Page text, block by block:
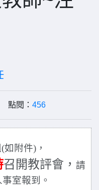
點閱： 456
(如附件) ，
召開教評會， 請
室報到。